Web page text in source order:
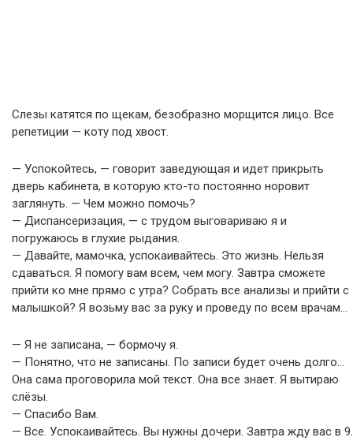
Слезы катятся по щекам, безобразно морщится лицо. Все
репетиции — коту под хвост.
— Успокойтесь, — говорит заведующая и идет прикрыть
дверь кабинета, в которую кто-то постоянно норовит
заглянуть. — Чем можно помочь?
— Диспансеризация, — с трудом выговариваю я и
погружаюсь в глухие рыдания.
— Давайте, мамочка, успокаивайтесь. Это жизнь. Нельзя
сдаваться. Я помогу вам всем, чем могу. Завтра сможете
прийти ко мне прямо с утра? Собрать все анализы и прийти с
малышкой? Я возьму вас за руку и проведу по всем врачам…
— Я не записана, — бормочу я.
— Понятно, что не записаны. По записи будет очень долго…
Она сама проговорила мой текст. Она все знает. Я вытираю
слёзы.
— Спасибо Вам.
— Все. Успокаивайтесь. Вы нужны дочери. Завтра жду вас в 9.